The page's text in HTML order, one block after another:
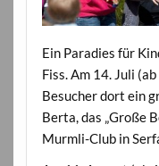
Ein Paradies für
Fiss. Am 14. Juli
Besucher dort ein
Berta, das „Große
Murmli-Club in